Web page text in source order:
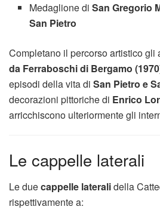
Medaglione diSan Gregorio
San Pietro
Completano il percorso artistico gli
da Ferraboschi di Bergamo
episodi della vita di San Pietro e
decorazioni pittoriche di Enrico
arricchiscono ulteriormente gli
Le cappelle laterali
Le duecappelle lateralidella
rispettivamente a: